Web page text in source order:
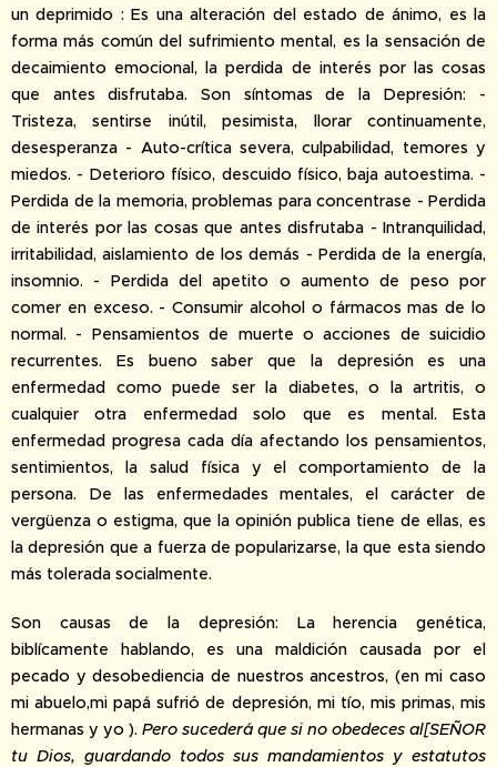
un deprimido : Es una alteración del estado de ánimo, es la
forma más común del sufrimiento mental, es la sensación de
decaimiento emocional, la perdida de interés por las cosas
que antes disfrutaba. Son síntomas de la Depresión: -
Tristeza, sentirse inútil, pesimista, llorar continuamente,
desesperanza - Auto-crítica severa, culpabilidad, temores y
miedos. - Deterioro físico, descuido físico, baja autoestima. -
Perdida de la memoria, problemas para concentrase - Perdida
de interés por las cosas que antes disfrutaba - Intranquilidad,
irritabilidad, aislamiento de los demás - Perdida de la energía,
insomnio. - Perdida del apetito o aumento de peso por
comer en exceso. - Consumir alcohol o fármacos mas de lo
normal. - Pensamientos de muerte o acciones de suicidio
recurrentes. Es bueno saber que la depresión es una
enfermedad como puede ser la diabetes, o la artritis, o
cualquier otra enfermedad solo que es mental. Esta
enfermedad progresa cada día afectando los pensamientos,
sentimientos, la salud física y el comportamiento de la
persona. De las enfermedades mentales, el carácter de
vergüenza o estigma, que la opinión publica tiene de ellas, es
la depresión que a fuerza de popularizarse, la que esta siendo
más tolerada socialmente.
Son causas de la depresión: La herencia genética,
biblícamente hablando, es una maldición causada por el
pecado y desobediencia de nuestros ancestros, (en mi caso
mi abuelo,mi papá sufrió de depresión, mi tío, mis primas, mis
hermanas y yo ). Pero sucederá que si no obedeces al[SEÑOR
tu Dios, guardando todos sus mandamientos y estatutos